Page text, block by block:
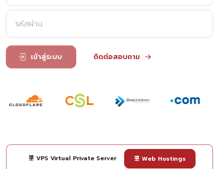
เข้าสู่ระบบ ติดต่อสอบถาม
VPS Virtual Private Server Web Hostings